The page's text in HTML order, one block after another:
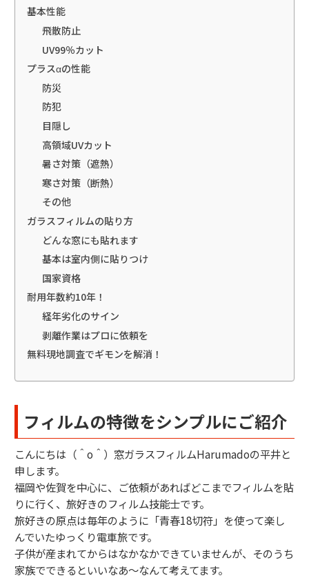
基本性能
飛散防止
UV99％カット
プラスαの性能
防災
防犯
目隠し
高領域UVカット
暑さ対策（遮熱）
寒さ対策（断熱）
その他
ガラスフィルムの貼り方
どんな窓にも貼れます
基本は室内側に貼りつけ
国家資格
耐用年数約10年！
経年劣化のサイン
剥離作業はプロに依頼を
無料現地調査でギモンを解消！
フィルムの特徴をシンプルにご紹介
こんにちは（＾o＾）窓ガラスフィルムHarumadoの平井と
申します。
福岡や佐賀を中心に、ご依頼があればどこまでフィルムを貼
りに行く、旅好きのフィルム技能士です。
旅好きの原点は毎年のように「青春18切符」を使って楽し
んでいたゆっくり電車旅です。
子供が産まれてからはなかなかできていませんが、そのうち
家族でできるといいなあ～なんて考えてます。